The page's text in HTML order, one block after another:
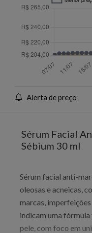
Alerta de preço
Sérum Facial
Sébium 30 ml
Sérum facial anti-
oleosas e acneicas,
marcas,
indicam uma
pele, com foco em